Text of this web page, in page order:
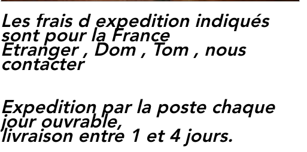
Les frais d expedition indiqués
sont pour la France
Etranger , Dom , Tom , nous
contacter
Expedition par la poste chaque
jour ouvrable,
livraison entre 1 et 4 jours.